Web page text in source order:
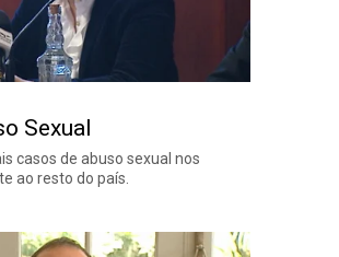
Sexual
casos de abuso sexual nos
ao resto do país.